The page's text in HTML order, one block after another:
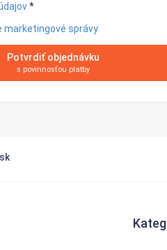
*
marketingové správy
Potvrdiť objednávku
s povinnosťou platby